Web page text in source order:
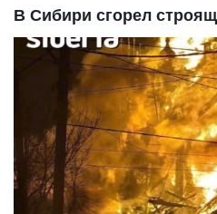
В Сибири сгорел